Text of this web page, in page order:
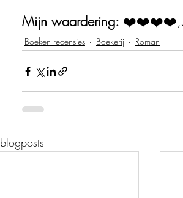
Mijn waardering:
Boeken recensies Boekerij Roman